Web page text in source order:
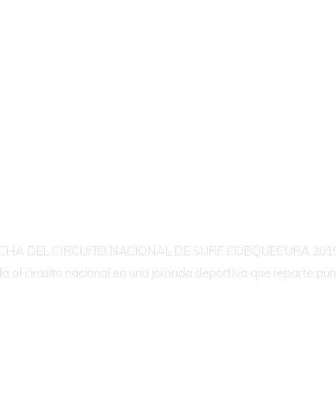
DEL CIRCUITO NACIONAL DE SURF COBQUECURA
al circuito nacional en una jornada deportiva que reparte